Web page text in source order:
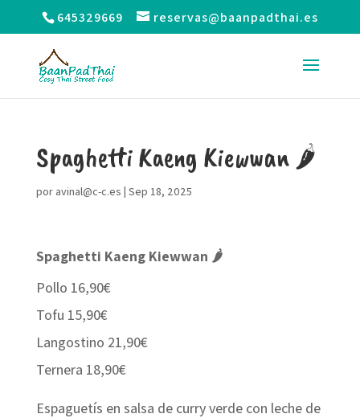
645329669 reservas@baanpadthai.es
Spaghetti Kaeng Kiewwan 🌶
por avinal@c-c.es | Sep 18, 2025
Spaghetti Kaeng Kiewwan 🌶
Pollo 16,90€
Tofu 15,90€
Langostino 21,90€
Ternera 18,90€
Espaguetís en salsa de curry verde con leche de